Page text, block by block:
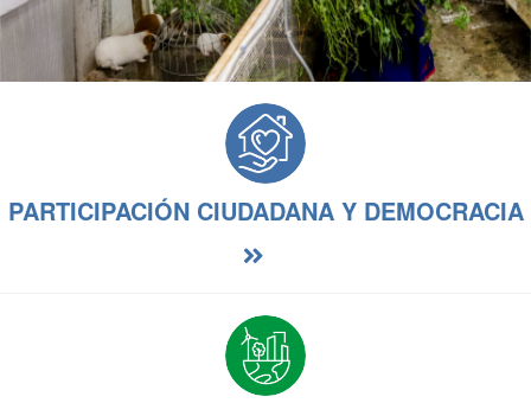
PARTICIPACIÓN CIUDADANA Y DEMOCRACIA